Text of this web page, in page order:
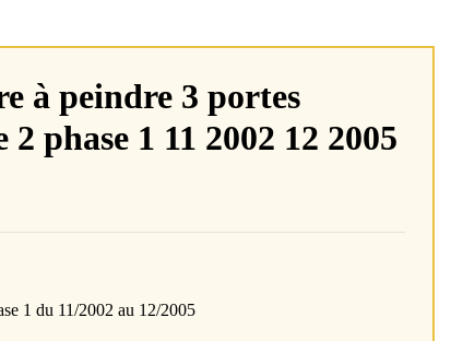
à peindre 3 portes
phase 1 11 2002 12 2005
1 du 11/2002 au 12/2005